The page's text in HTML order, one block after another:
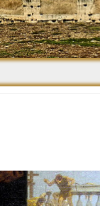
Средневековье
Возрождение и
Барокко